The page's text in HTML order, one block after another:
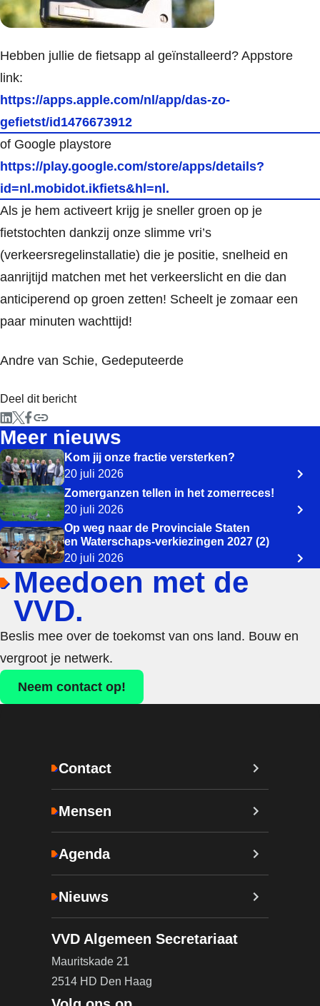
Hebben jullie de fietsapp al geïnstalleerd? Appstore
link:
https://apps.apple.com/nl/app/das-zo-
gefietst/id1476673912
of Google playstore
https://play.google.com/store/apps/details?
id=nl.mobidot.ikfiets&hl=nl.
Als je hem activeert krijg je sneller groen op je
fietstochten dankzij onze slimme vri’s
(verkeersregelinstallatie) die je positie, snelheid en
aanrijtijd matchen met het verkeerslicht en die dan
anticiperend op groen zetten! Scheelt je zomaar een
paar minuten wachttijd!
Andre van Schie, Gedeputeerde
Deel dit bericht
Meer nieuws
Kom jij onze fractie versterken?
20 juli 2026
Zomerganzen tellen in het zomerreces!
20 juli 2026
Op weg naar de Provinciale Staten
en Waterschaps-verkiezingen 2027 (2)
20 juli 2026
Meedoen met de
VVD.
Beslis mee over de toekomst van ons land. Bouw en
vergroot je netwerk.
Neem contact op!
Contact
Mensen
Agenda
Nieuws
VVD Algemeen Secretariaat
Mauritskade 21
2514 HD Den Haag